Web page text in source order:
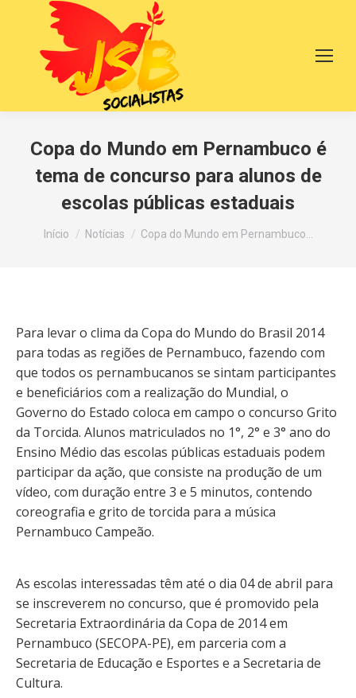
Copa do Mundo em Pernambuco é
tema de concurso para alunos de
escolas públicas estaduais
Você está aqui:
Início Notícias Copa do Mundo em Pernambuco…
Para levar o clima da Copa do Mundo do Brasil 2014
para todas as regiões de Pernambuco, fazendo com
que todos os pernambucanos se sintam participantes
e beneficiários com a realização do Mundial, o
Governo do Estado coloca em campo o concurso Grito
da Torcida. Alunos matriculados no 1°, 2° e 3° ano do
Ensino Médio das escolas públicas estaduais podem
participar da ação, que consiste na produção de um
vídeo, com duração entre 3 e 5 minutos, contendo
coreografia e grito de torcida para a música
Pernambuco Campeão.
As escolas interessadas têm até o dia 04 de abril para
se inscreverem no concurso, que é promovido pela
Secretaria Extraordinária da Copa de 2014 em
Pernambuco (SECOPA-PE), em parceria com a
Secretaria de Educação e Esportes e a Secretaria de
Cultura.